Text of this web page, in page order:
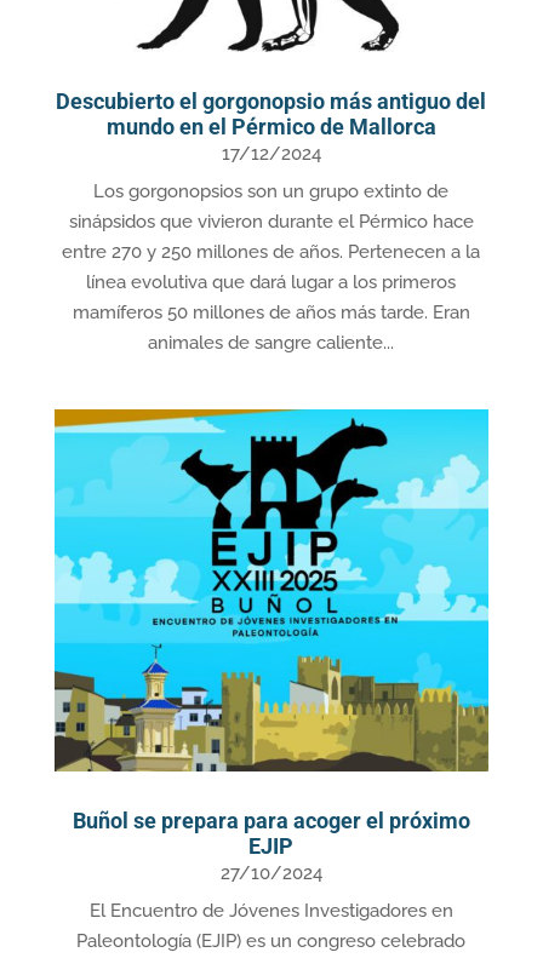
Descubierto el gorgonopsio más antiguo del
mundo en el Pérmico de Mallorca
17/12/2024
Los gorgonopsios son un grupo extinto de
sinápsidos que vivieron durante el Pérmico hace
entre 270 y 250 millones de años. Pertenecen a la
línea evolutiva que dará lugar a los primeros
mamíferos 50 millones de años más tarde. Eran
animales de sangre caliente...
Buñol se prepara para acoger el próximo
EJIP
27/10/2024
El Encuentro de Jóvenes Investigadores en
Paleontología (EJIP) es un congreso celebrado